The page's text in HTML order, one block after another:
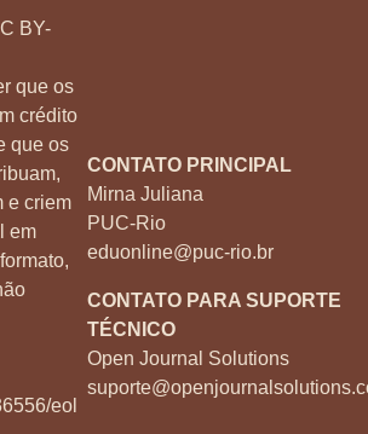
BY-
que os
crédito
que os
e criem
em
CONTATO PRINCIPAL
Mirna Juliana
PUC-Rio
eduonline@puc-rio.br
CONTATO PARA SUPORTE
TÉCNICO
Open Journal Solutions
eol